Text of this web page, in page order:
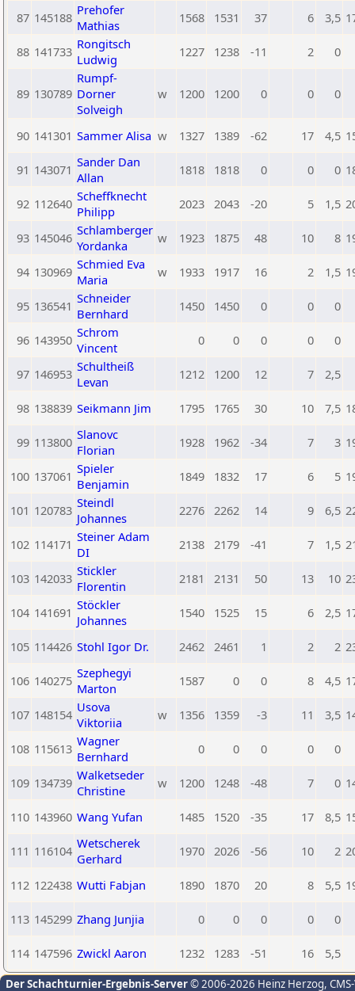
87 145188 Prehofer
Mathias
1568 1531 37 6 3,5
88 141733 Rongitsch
Ludwig
1227 1238 -11 2 0
89 130789
Rumpf-
Dorner
Solveigh
w 1200 1200 0 0 0
90 141301 Sammer Alisa w 1327 1389 -62 17 4,5
91 143071 Sander Dan
Allan
1818 1818 0 0 0
92 112640 Scheffknecht
Philipp
2023 2043 -20 5 1,5
93 145046 Schlamberger
Yordanka
w 1923 1875 48 10 8
94 130969 Schmied Eva
Maria
w 1933 1917 16 2 1,5
95 136541 Schneider
Bernhard
1450 1450 0 0 0
96 143950 Schrom
Vincent
0 0 0 0 0
97 146953 Schultheiß
Levan
1212 1200 12 7 2,5
98 138839 Seikmann Jim 1795 1765 30 10 7,5
99 113800 Slanovc
Florian
1928 1962 -34 7 3
100 137061 Spieler
Benjamin
1849 1832 17 6 5
101 120783 Steindl
Johannes
2276 2262 14 9 6,5
102 114171 Steiner Adam
DI
2138 2179 -41 7 1,5
103 142033 Stickler
Florentin
2181 2131 50 13 10
104 141691 Stöckler
Johannes
1540 1525 15 6 2,5
105 114426 Stohl Igor Dr. 2462 2461 1 2 2
106 140275 Szephegyi
Marton
1587 0 0 8 4,5
107 148154 Usova
Viktoriia
w 1356 1359 -3 11 3,5
108 115613 Wagner
Bernhard
0 0 0 0 0
109 134739 Walketseder
Christine
w 1200 1248 -48 7 0
110 143960 Wang Yufan 1485 1520 -35 17 8,5
111 116104 Wetscherek
Gerhard
1970 2026 -56 10 2
112 122438 Wutti Fabjan 1890 1870 20 8 5,5
113 145299 Zhang Junjia 0 0 0 0 0
114 147596 Zwickl Aaron 1232 1283 -51 16 5,5
Der Schachturnier-Ergebnis-Server© 2006-2026 Heinz Herzog,